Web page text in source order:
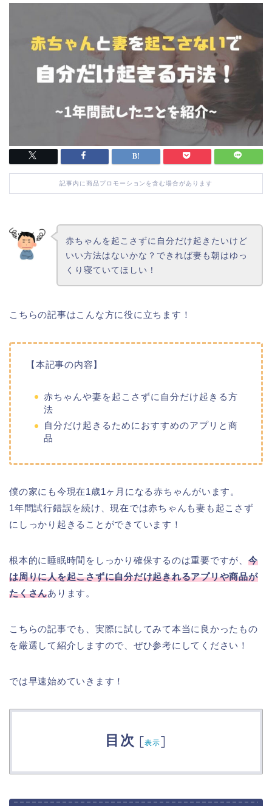
記事内に商品プロモーションを含む場合があります
赤ちゃんを起こさずに自分だけ起きたいけど
いい方法はないかな？できれば妻も朝はゆっ
くり寝ていてほしい！
こちらの記事はこんな方に役に立ちます！
【本記事の内容】
赤ちゃんや妻を起こさずに自分だけ起きる方
法
自分だけ起きるためにおすすめのアプリと商
品
僕の家にも今現在1歳1ヶ月になる赤ちゃんがいます。
1年間試行錯誤を続け、現在では赤ちゃんも妻も起こさず
にしっかり起きることができています！
根本的に睡眠時間をしっかり確保するのは重要ですが、 今
は周りに人を起こさずに自分だけ起きれるアプリや商品が
たくさんあります。
こちらの記事でも、実際に試してみて本当に良かったもの
を厳選して紹介しますので、ぜひ参考にしてください！
では早速始めていきます！
目次 [表示]